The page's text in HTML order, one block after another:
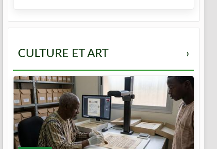
CULTURE ET ART ›